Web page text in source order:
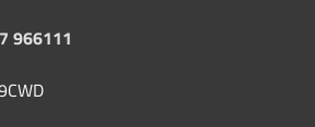
966111